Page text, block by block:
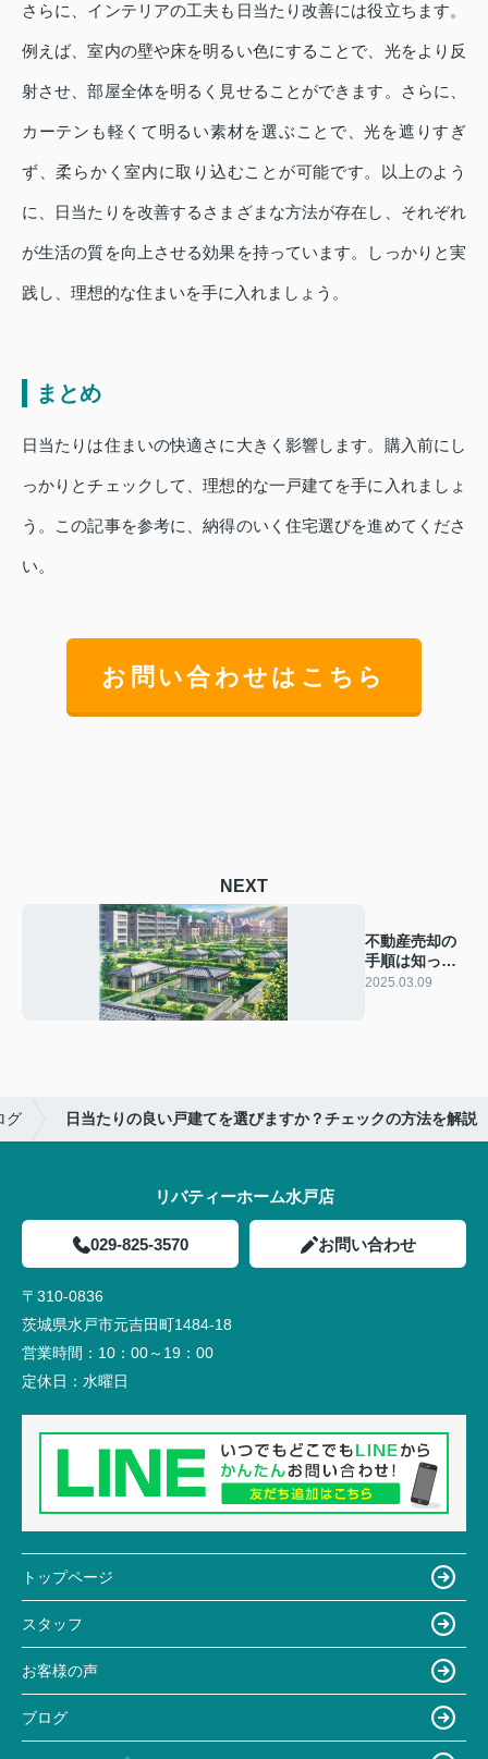
さらに、インテリアの工夫も日当たり改善には役立ちます。
例えば、室内の壁や床を明るい色にすることで、光をより反
射させ、部屋全体を明るく見せることができます。さらに、
カーテンも軽くて明るい素材を選ぶことで、光を遮りすぎ
ず、柔らかく室内に取り込むことが可能です。以上のよう
に、日当たりを改善するさまざまな方法が存在し、それぞれ
が生活の質を向上させる効果を持っています。しっかりと実
践し、理想的な住まいを手に入れましょう。
まとめ
日当たりは住まいの快適さに大きく影響します。購入前にし
っかりとチェックして、理想的な一戸建てを手に入れましょ
う。この記事を参考に、納得のいく住宅選びを進めてくださ
い。
お問い合わせはこちら
NEXT
不動産売却の
手順は知って
いますか？成
2025.03.09
グ 日当たりの良い戸建てを選びますか？チェックの方法を解説
リバティーホーム水戸店
029-825-3570 お問い合わせ
〒310-0836
茨城県水戸市元吉田町1484-18
営業時間： 10：00～19：00
定休日： 水曜日
トップページ
スタッフ
お客様の声
ブログ